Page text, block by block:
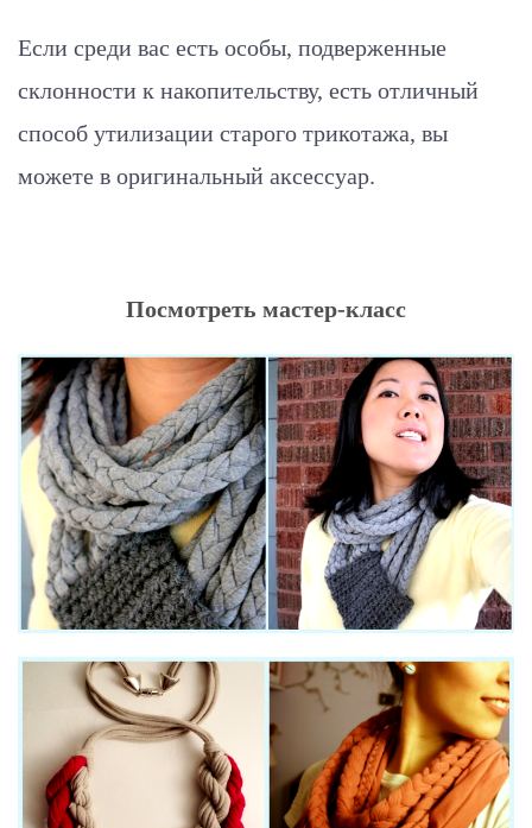
Если среди вас есть особы, подверженные
склонности к накопительству, есть отличный
способ утилизации старого трикотажа, вы
можете в оригинальный аксессуар.
Посмотреть мастер-класс